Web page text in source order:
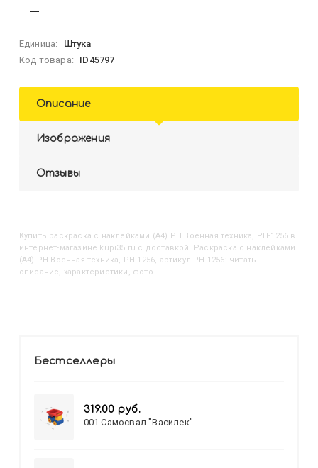
Единица:
Штука
Код товара:
ID45797
Описание
Изображения
Отзывы
Купить Раскраска с наклейками (А4) РН Военная техника, РН-1256 в
интернет-магазине kupi35.ru с доставкой. Раскраска с наклейками
(А4) РН Военная техника, РН-1256, артикул РН-1256: читать
описание, характеристики, фото
Бестселлеры
319.00 руб.
001 Самосвал "Василек"